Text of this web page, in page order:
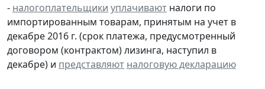
- налогоплательщики уплачивают налоги по
импортированным товарам, принятым на учет в
декабре 2016 г. (срок платежа, предусмотренный
договором (контрактом) лизинга, наступил в
декабре) и представляют налоговую декларацию